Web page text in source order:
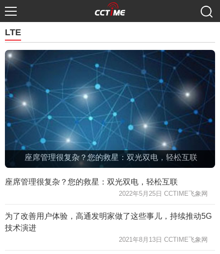
LTE
座席管理很复杂？您的救星：双光双电，轻松互联
座席管理很复杂？您的救星：双光双电，轻松互联
2022年5月25日 CCTIME飞象网
为了改善用户体验，高通发明家做了这些事儿，持续推动5G
技术演进
2021年8月13日 CCTIME飞象网